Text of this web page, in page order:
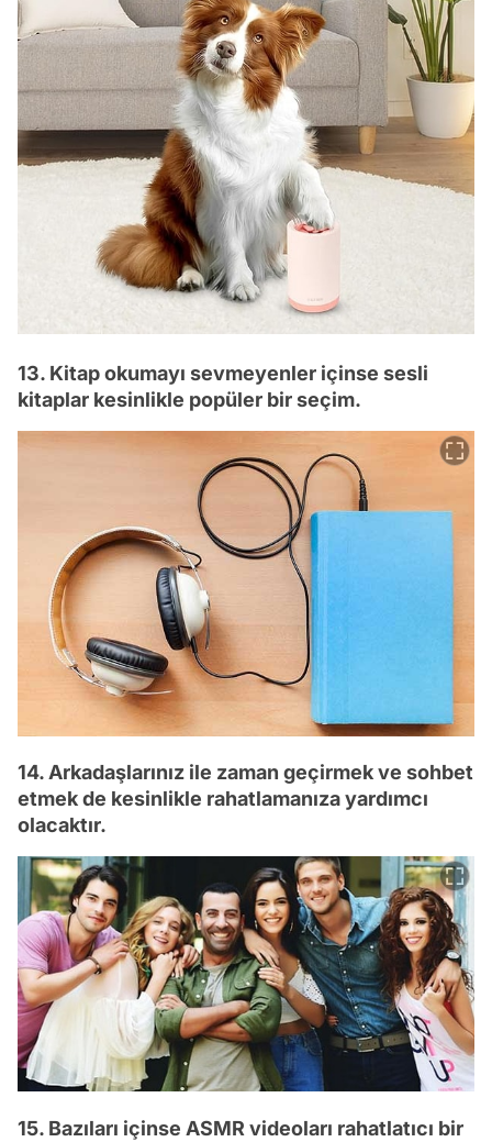
13. Kitap okumayı sevmeyenler içinse sesli
kitaplar kesinlikle popüler bir seçim.
14. Arkadaşlarınız ile zaman geçirmek ve sohbet
etmek de kesinlikle rahatlamanıza yardımcı
olacaktır.
15. Bazıları içinse ASMR videoları rahatlatıcı bir